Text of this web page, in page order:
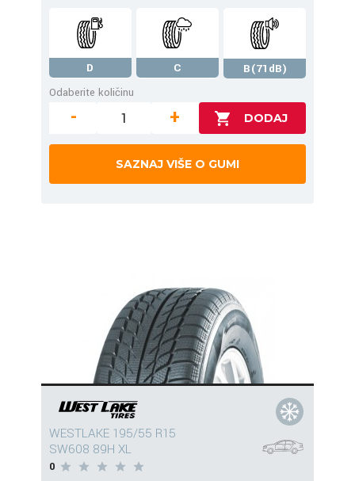
D C
B(71dB)
Odaberite količinu
- +
SAZNAJ VIŠE O GUMI
WESTLAKE 195/55 R15
SW608 89H XL
0